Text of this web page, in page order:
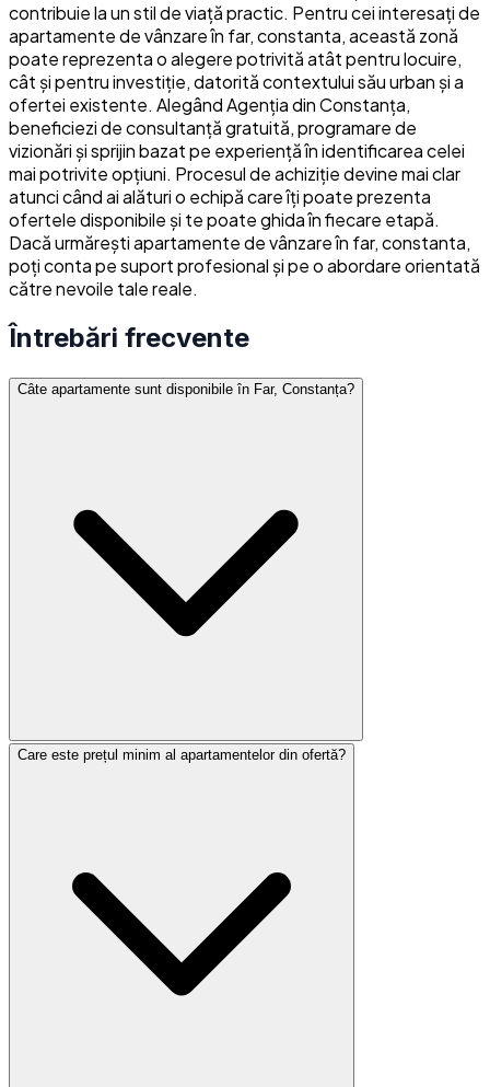
contribuie la un stil de viață practic. Pentru cei interesați de
apartamente de vânzare în far, constanta, această zonă
poate reprezenta o alegere potrivită atât pentru locuire,
cât și pentru investiție, datorită contextului său urban și a
ofertei existente. Alegând Agenția din Constanța,
beneficiezi de consultanță gratuită, programare de
vizionări și sprijin bazat pe experiență în identificarea celei
mai potrivite opțiuni. Procesul de achiziție devine mai clar
atunci când ai alături o echipă care îți poate prezenta
ofertele disponibile și te poate ghida în fiecare etapă.
Dacă urmărești apartamente de vânzare în far, constanta,
poți conta pe suport profesional și pe o abordare orientată
către nevoile tale reale.
Întrebări frecvente
Câte apartamente sunt disponibile în Far, Constanța?
Care este prețul minim al apartamentelor din ofertă?